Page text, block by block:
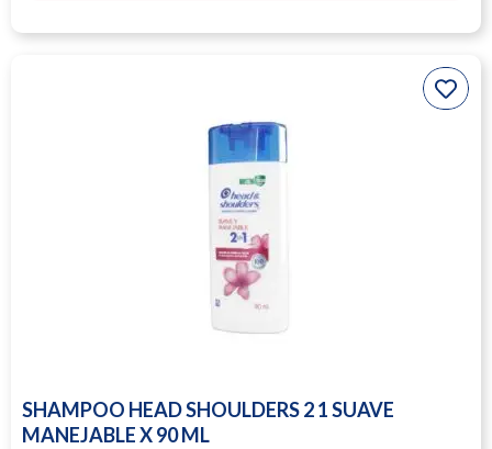
SHAMPOO HEAD SHOULDERS 2 1 SUAVE
MANEJABLE X 90 ML